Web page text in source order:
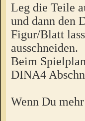
Leg die Teile
und dann den
Figur/Blatt
ausschneiden.
Beim
DINA4
Wenn Du